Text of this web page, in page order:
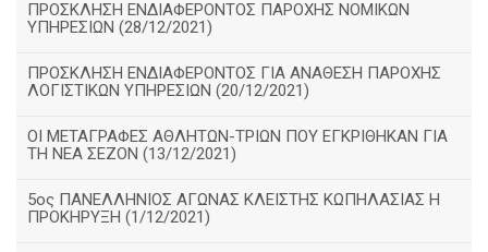
ΠΡΟΣΚΛΗΣΗ ΕΝΔΙΑΦΕΡΟΝΤΟΣ ΠΑΡΟΧΗΣ ΝΟΜΙΚΩΝ
ΥΠΗΡΕΣΙΩΝ (28/12/2021)
ΠΡΟΣΚΛΗΣΗ ΕΝΔΙΑΦΕΡΟΝΤΟΣ ΓΙΑ ΑΝΑΘΕΣΗ ΠΑΡΟΧΗΣ
ΛΟΓΙΣΤΙΚΩΝ ΥΠΗΡΕΣΙΩΝ (20/12/2021)
ΟΙ ΜΕΤΑΓΡΑΦΕΣ ΑΘΛΗΤΩΝ-ΤΡΙΩΝ ΠΟΥ ΕΓΚΡΙΘΗΚΑΝ ΓΙΑ
ΤΗ ΝΕΑ ΣΕΖΟΝ (13/12/2021)
5ος ΠΑΝΕΛΛΗΝΙΟΣ ΑΓΩΝΑΣ ΚΛΕΙΣΤΗΣ ΚΩΠΗΛΑΣΙΑΣ Η
ΠΡΟΚΗΡΥΞΗ (1/12/2021)